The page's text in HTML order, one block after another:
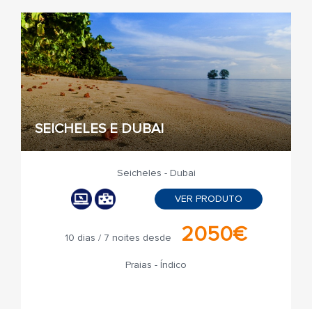
SEICHELES E DUBAI
Seicheles - Dubai
VER PRODUTO
10 dias / 7 noites desde 2050€
Praias - Índico